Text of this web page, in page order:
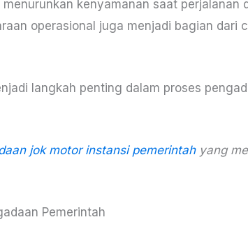
kenyamanan saat perjalanan
operasional juga menjadi bagian dari
langkah penting dalam proses
jok motor instansi pemerintahyang
Pemerintah